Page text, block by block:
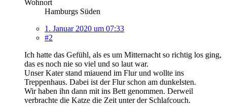
Wohnort
Hamburgs Süden
1. Januar 2020 um 07:33
#2
Ich hatte das Gefühl, als es um Mitternacht so richtig los ging,
das es noch nie so viel und so laut war.
Unser Kater stand miauend im Flur und wollte ins
Treppenhaus. Dabei ist der Flur schon am dunkelsten.
Wir haben ihn dann mit ins Bett genommen. Derweil
verbrachte die Katze die Zeit unter der Schlafcouch.